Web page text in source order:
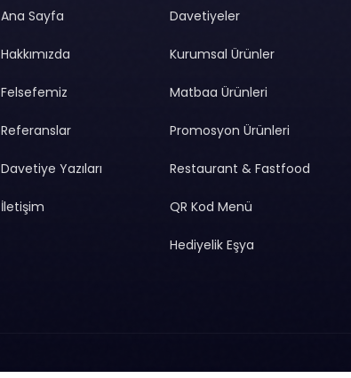
Ana Sayfa
Hakkımızda
Felsefemiz
Referanslar
Davetiye Yazıları
İletişim
Davetiyeler
Kurumsal Ürünler
Matbaa Ürünleri
Promosyon Ürünleri
Restaurant & Fastfood
QR Kod Menü
Hediyelik Eşya